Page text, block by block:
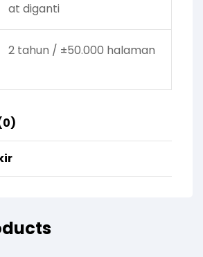
at diganti
2 tahun / ±50.000 halaman